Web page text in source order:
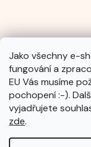
Jako všechny e-
fungování a
EU Vás musíme
pochopení :-).
vyjadřujete
zde.